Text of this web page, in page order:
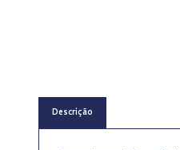
Descrição